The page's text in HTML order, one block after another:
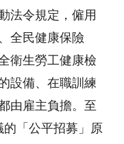
法令規定，僱用
全民健康保險
衛生勞工健康檢
設備、在職訓練
由雇主負擔。至
「公平招募」原